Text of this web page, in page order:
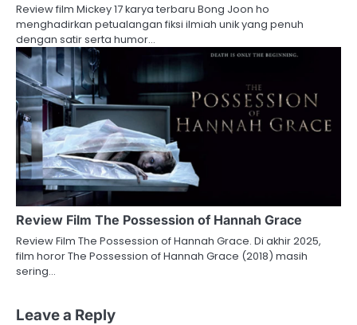
Review film Mickey 17 karya terbaru Bong Joon ho
menghadirkan petualangan fiksi ilmiah unik yang penuh
dengan satir serta humor…
Review Film The Possession of Hannah Grace
Review Film The Possession of Hannah Grace. Di akhir 2025,
film horor The Possession of Hannah Grace (2018) masih
sering…
Leave a Reply